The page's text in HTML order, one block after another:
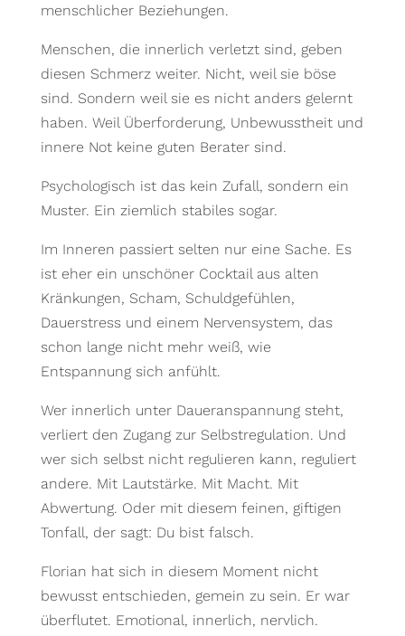
menschlicher Beziehungen.
Menschen, die innerlich verletzt sind, geben
diesen Schmerz weiter. Nicht, weil sie böse
sind. Sondern weil sie es nicht anders gelernt
haben. Weil Überforderung, Unbewusstheit und
innere Not keine guten Berater sind.
Psychologisch ist das kein Zufall, sondern ein
Muster. Ein ziemlich stabiles sogar.
Im Inneren passiert selten nur eine Sache. Es
ist eher ein unschöner Cocktail aus alten
Kränkungen, Scham, Schuldgefühlen,
Dauerstress und einem Nervensystem, das
schon lange nicht mehr weiß, wie
Entspannung sich anfühlt.
Wer innerlich unter Daueranspannung steht,
verliert den Zugang zur Selbstregulation. Und
wer sich selbst nicht regulieren kann, reguliert
andere. Mit Lautstärke. Mit Macht. Mit
Abwertung. Oder mit diesem feinen, giftigen
Tonfall, der sagt: Du bist falsch.
Florian hat sich in diesem Moment nicht
bewusst entschieden, gemein zu sein. Er war
überflutet. Emotional, innerlich, nervlich.